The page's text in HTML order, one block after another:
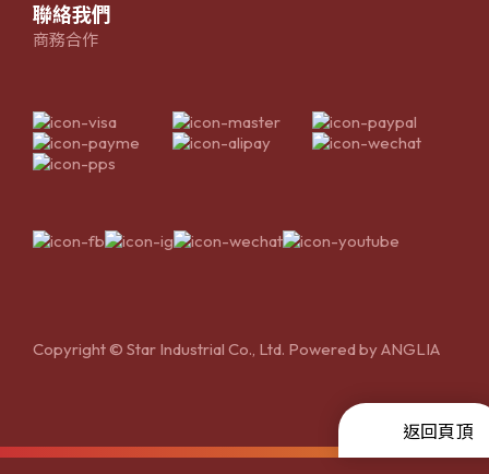
聯絡我們
商務合作
Copyright © Star Industrial Co., Ltd. Powered byANGLIA
返回頁頂